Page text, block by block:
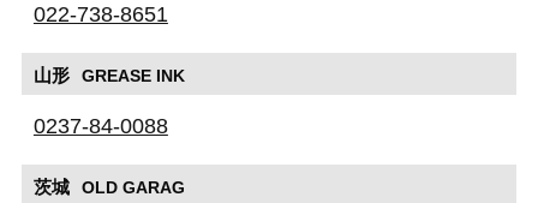
022-738-8651
山形 GREASE INK
0237-84-0088
茨城 OLD GARAG